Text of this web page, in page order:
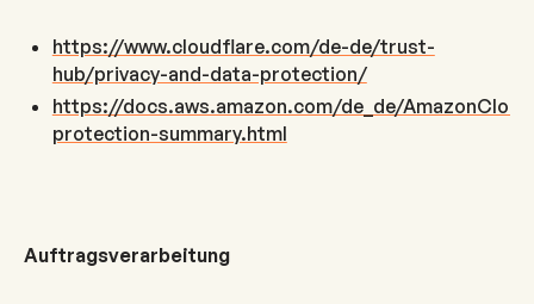
https://www.cloudflare.com/de-de/trust-
hub/privacy-and-data-protection/
https://docs.aws.amazon.com/de_de/
protection-summary.html
Auftragsverarbeitung